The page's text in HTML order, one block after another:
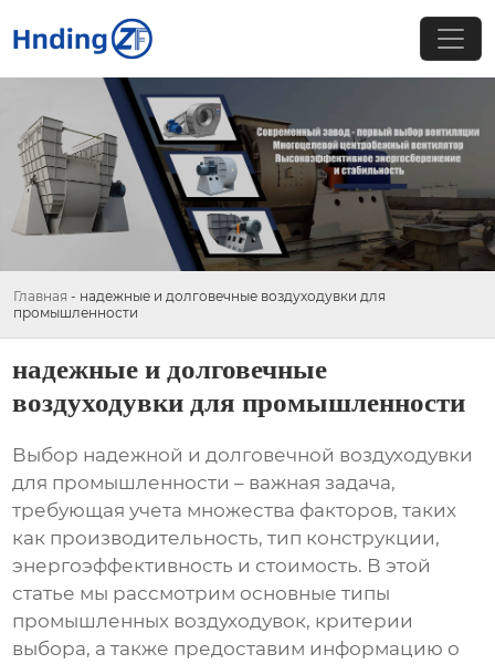
Главная - надежные и долговечные воздуходувки для
промышленности
надежные и долговечные
воздуходувки для промышленности
Выбор надежной и долговечной воздуходувки
для промышленности – важная задача,
требующая учета множества факторов, таких
как производительность, тип конструкции,
энергоэффективность и стоимость. В этой
статье мы рассмотрим основные типы
промышленных воздуходувок, критерии
выбора, а также предоставим информацию о